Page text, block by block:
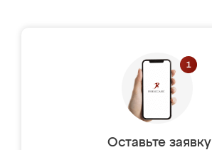
Оставьте заявку